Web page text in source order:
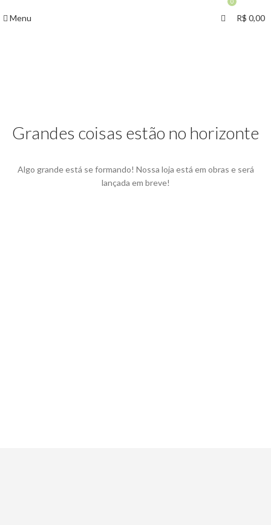
Menu
0
R$ 0,00
Grandes coisas estão no horizonte
Algo grande está se formando! Nossa loja está em obras e será
lançada em breve!